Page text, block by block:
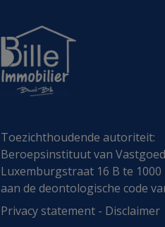
Toezichthoudende autoriteit:
Beroepsinstituut van
Luxemburgstraat 16 B te
aan dedeontologische code
Privacy statement - Disclaimer